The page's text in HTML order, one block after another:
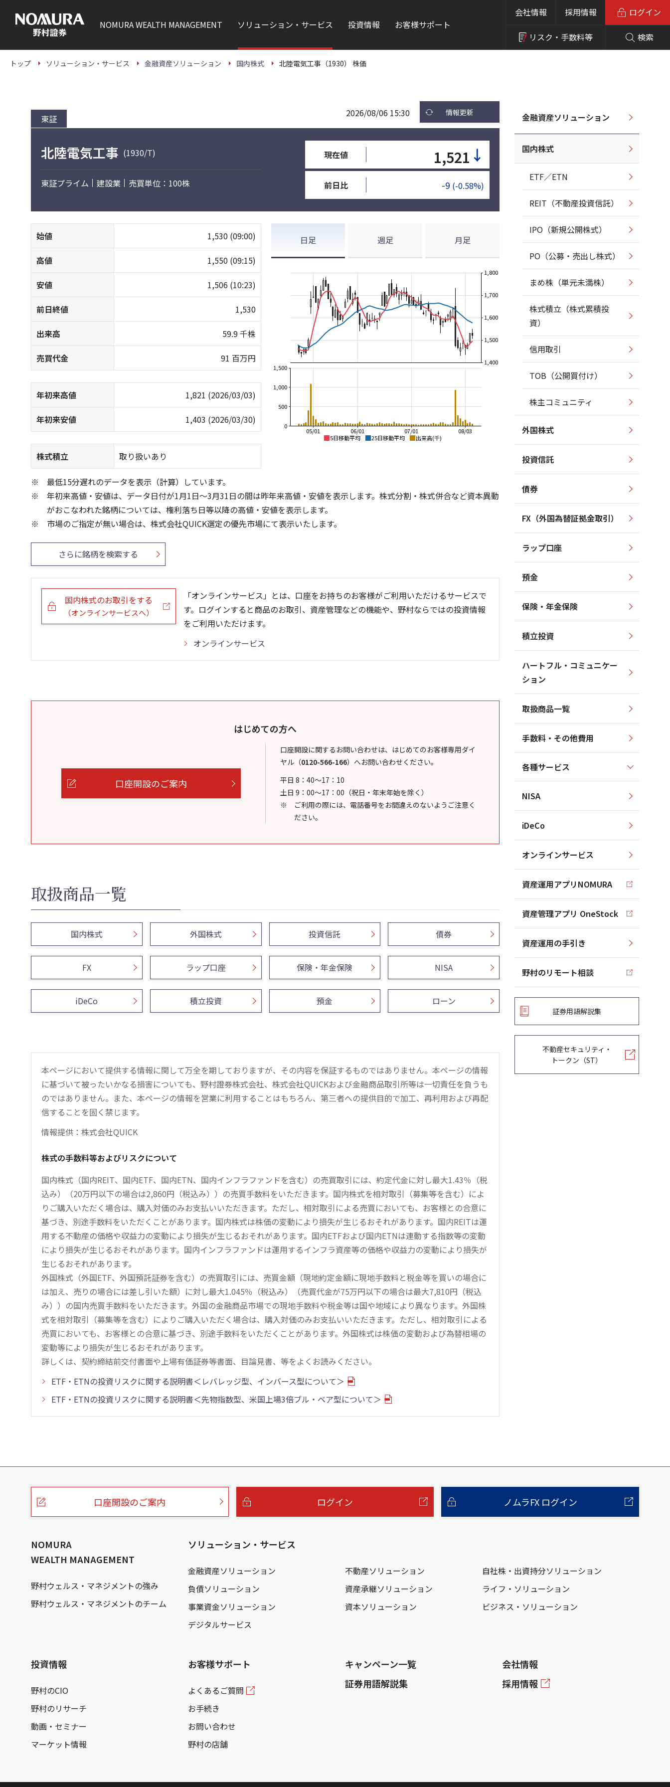
本
NOMURAWEALTH MANAGEMENT ソリューション・サービス 投資情報 お客様サポート
会社情報 採用情報
リスク・ 手数料等 検索
ログイン
トップ ソリューション・サービス 金融資産ソリューション 国内株式 北陸電気工事（1930） 株価
東証 2026/08/06 15:30 情報更新
北陸電気工事 (1930/T)
東証プライム 建設業 売買単位：100株
現在値 1,521 ↓
前日比 -9 (-0.58%)
始値 1,530 (09:00)
高値 1,550 (09:15)
安値 1,506 (10:23)
前日終値 1,530
出来高 59.9 千株
売買代金 91 百万円
年初来高値 1,821 (2026/03/03)
年初来安値 1,403 (2026/03/30)
株式積立 取り扱いあり
日足 週足 月足
5日移動平均 25日移動平均 出来高(千)
08/03
07/01
06/01
05/01
1,400
1,500
1,600
1,700
1,800
0
500
1,000
1,500
0
200
1,400
0
200
最低15分遅れのデータを表示（計算）しています。
年初来高値・安値は、データ日付が1月1日～3月31日の間は昨年来高値・安値を表示します。株式分割・株式併合など資本異動
がおこなわれた銘柄については、権利落ち日等以降の高値・安値を表示します。
市場のご指定が無い場合は、株式会社QUICK選定の優先市場にて表示いたします。
さらに銘柄を検索する
国内株式のお取引をする
（オンラインサービスへ）
「オンラインサービス」とは、口座をお持ちのお客様がご利用いただけるサービスで
す。ログインすると商品のお取引、資産管理などの機能や、野村ならではの投資情報
をご利用いただけます。
オンラインサービス
はじめての方へ
口座開設のご案内
口座開設に関するお問い合わせは、はじめてのお客様専用ダイ
ヤル （0120-566-166） へお問い合わせください。
平日 8：40～17：10
土日 9：00～17：00（祝日・年末年始を除く）
ご利用の際には、電話番号をお間違えのないようご注意く
ださい。
取扱商品一覧
国内株式 外国株式 投資信託 債券
FX ラップ口座 保険・年金保険 NISA
iDeCo 積立投資 預金 ローン
本ページにおいて提供する情報に関して万全を期しておりますが、その内容を保証するものではありません。本ページの情報
に基づいて被ったいかなる損害についても、野村證券株式会社、株式会社QUICKおよび金融商品取引所等は一切責任を負うも
のではありません。また、本ページの情報を営業に利用することはもちろん、第三者への提供目的で加工、再利用および再配
信することを固く禁じます。
情報提供：株式会社QUICK
株式の手数料等およびリスクについて
国内株式（国内REIT、国内ETF、国内ETN、国内インフラファンドを含む）の売買取引には、約定代金に対し最大1.43％（税
込み）（20万円以下の場合は2,860円（税込み））の売買手数料をいただきます。国内株式を相対取引（募集等を含む）によ
りご購入いただく場合は、購入対価のみお支払いいただきます。ただし、相対取引による売買においても、お客様との合意に
基づき、別途手数料をいただくことがあります。国内株式は株価の変動により損失が生じるおそれがあります。国内REITは運
用する不動産の価格や収益力の変動により損失が生じるおそれがあります。国内ETFおよび国内ETNは連動する指数等の変動
により損失が生じるおそれがあります。国内インフラファンドは運用するインフラ資産等の価格や収益力の変動により損失が
生じるおそれがあります。
外国株式（外国ETF、外国預託証券を含む）の売買取引には、売買金額（現地約定金額に現地手数料と税金等を買いの場合に
は加え、売りの場合には差し引いた額）に対し最大1.045％（税込み）（売買代金が75万円以下の場合は最大7,810円（税込
み））の国内売買手数料をいただきます。外国の金融商品市場での現地手数料や税金等は国や地域により異なります。外国株
式を相対取引（募集等を含む）によりご購入いただく場合は、購入対価のみお支払いいただきます。ただし、相対取引による
売買においても、お客様との合意に基づき、別途手数料をいただくことがあります。外国株式は株価の変動および為替相場の
変動等により損失が生じるおそれがあります。
詳しくは、契約締結前交付書面や上場有価証券等書面、目論見書、等をよくお読みください。
ETF・ETNの投資リスクに関する説明書＜レバレッジ型、インバース型について＞
ETF・ETNの投資リスクに関する説明書＜先物指数型、米国上場3倍ブル・ベア型について＞
金融資産ソリューション
国内株式
ETF／ETN
REIT（不動産投資信託）
IPO（新規公開株式）
PO（公募・売出し株式）
まめ株（単元未満株）
株式積立（株式累積投
資）
信用取引
TOB（公開買付け）
株主コミュニティ
外国株式
投資信託
債券
FX（外国為替証拠金取引）
ラップ口座
預金
保険・年金保険
積立投資
ハートフル・コミュニケー
ション
取扱商品一覧
手数料・その他費用
各種サービス
NISA
iDeCo
オンラインサービス
資産運用アプリNOMURA
資産管理アプリ OneStock
資産運用の手引き
野村のリモート相談
証券用語解説集
不動産セキュリティ・
トークン（ST）
こ
口座開設のご案内 ログイン ノムラFX ログイン
NOMURA
WEALTH MANAGEMENT
野村ウェルス・マネジメントの強み
野村ウェルス・マネジメントのチーム
ソリューション・サービス
金融資産ソリューション 不動産ソリューション
自社株・出資持分ソリューション
負債ソリューション
資産承継ソリューション
ライフ・ソリューション
事業資金ソリューション
資本ソリューション
ビジネス・ソリューション
デジタルサービス
投資情報
野村のCIO
野村のリサーチ
動画・セミナー
マーケット情報
お客様サポート
よくあるご質問
お手続き
お問い合わせ
野村の店舗
キャンペーン一覧
証券用語解説集
会社情報
採用情報